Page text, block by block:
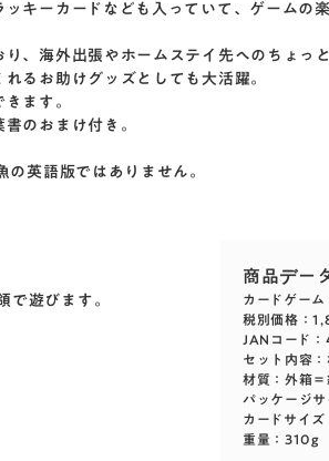
キーカードなども入っていて、ゲームの
、海外出張やホームステイ先へのちょっ
るお助けグッズとしても大活躍。
ます。
のおまけ付き。
英語版ではありません。
で遊びます。
カードゲー
税別価格：
JANコード
セット内容
材質：外箱
パッケージ
カードサイ
重量：310g